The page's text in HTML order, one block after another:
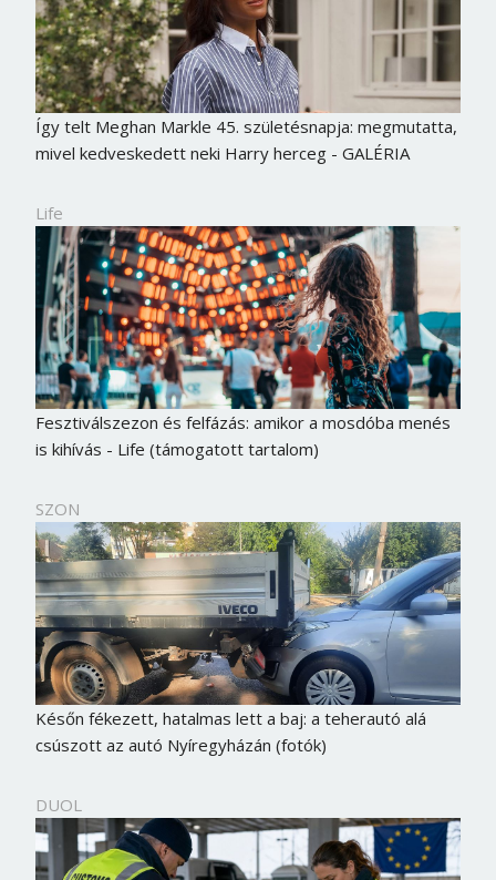
Így telt Meghan Markle 45. születésnapja: megmutatta,
mivel kedveskedett neki Harry herceg - GALÉRIA
Life
Fesztiválszezon és felfázás: amikor a mosdóba menés
is kihívás - Life (támogatott tartalom)
SZON
Későn fékezett, hatalmas lett a baj: a teherautó alá
csúszott az autó Nyíregyházán (fotók)
DUOL
Jelszó
Mégse Bejelentkezés